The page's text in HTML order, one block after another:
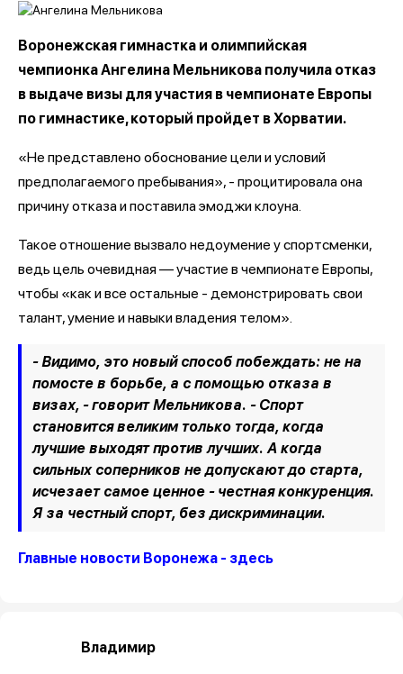
Воронежская гимнастка и олимпийская
чемпионка Ангелина Мельникова получила отказ
в выдаче визы для участия в чемпионате Европы
по гимнастике, который пройдет в Хорватии.
«Не представлено обоснование цели и условий
предполагаемого пребывания», - процитировала она
причину отказа и поставила эмоджи клоуна.
Такое отношение вызвало недоумение у спортсменки,
ведь цель очевидная — участие в чемпионате Европы,
чтобы «как и все остальные - демонстрировать свои
талант, умение и навыки владения телом».
- Видимо, это новый способ побеждать: не на
помосте в борьбе, а с помощью отказа в
визах, - говорит Мельникова. - Спорт
становится великим только тогда, когда
лучшие выходят против лучших. А когда
сильных соперников не допускают до старта,
исчезает самое ценное - честная конкуренция.
Я за честный спорт, без дискриминации.
Главные новости Воронежа - здесь
Владимир